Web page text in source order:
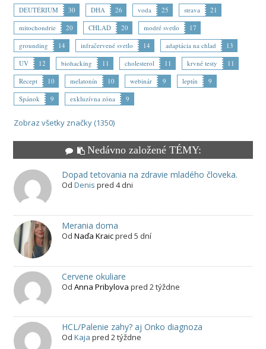
DEUTÉRIUM 30 DHA 26 voda 25 strava
21
mitochondrie
20 CHLAD 20 modré svetlo
17
grounding
14 infračervené svetlo 14 adaptácia na chlad
13
UV
12 biohacking 11 cholesterol 11 krvné testy
11
Recept
10 melatonín 10 webinár 9 leptín
9
Spánok
9 exkluzívna zóna 9
Zobraz všetky značky (1350)
Nedávno založené TÉMY:
Dopad tetovania na zdravie mladého človeka.
Od Denis pred 4 dni
Merania doma
Od Naďa Kraicpred 5 dní
Cervene okuliare
Od Anna Pribylova pred 2 týždne
HCL/Palenie zahy? aj Onko diagnoza
Od Kaja pred 2 týždne